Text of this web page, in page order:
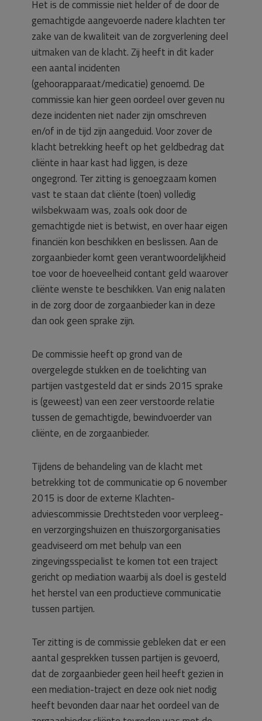
Het is de commissie niet helder of de door de
gemachtigde aangevoerde nadere klachten ter
zake van de kwaliteit van de zorgverlening deel
uitmaken van de klacht. Zij heeft in dit kader
een aantal incidenten
(gehoorapparaat/medicatie) genoemd. De
commissie kan hier geen oordeel over geven nu
deze incidenten niet nader zijn omschreven
en/of in de tijd zijn aangeduid. Voor zover de
klacht betrekking heeft op het geldbedrag dat
cliënte in haar kast had liggen, is deze
ongegrond. Ter zitting is genoegzaam komen
vast te staan dat cliënte (toen) volledig
wilsbekwaam was, zoals ook door de
gemachtigde niet is betwist, en over haar eigen
financiën kon beschikken en beslissen. Aan de
zorgaanbieder komt geen verantwoordelijkheid
toe voor de hoeveelheid contant geld waarover
cliënte wenste te beschikken. Van enig nalaten
in de zorg door de zorgaanbieder kan in deze
dan ook geen sprake zijn.
De commissie heeft op grond van de
overgelegde stukken en de toelichting van
partijen vastgesteld dat er sinds 2015 sprake
is (geweest) van een zeer verstoorde relatie
tussen de gemachtigde, bewindvoerder van
cliënte, en de zorgaanbieder.
Tijdens de behandeling van de klacht met
betrekking tot de communicatie op 6 november
2015 is door de externe Klachten-
adviescommissie Drechtsteden voor verpleeg-
en verzorgingshuizen en thuiszorgorganisaties
geadviseerd om met behulp van een
zingevingsspecialist te komen tot een traject
gericht op mediation waarbij als doel is gesteld
het herstel van een productieve communicatie
tussen partijen.
Ter zitting is de commissie gebleken dat er een
aantal gesprekken tussen partijen is gevoerd,
dat de zorgaanbieder geen heil heeft gezien in
een mediation-traject en deze ook niet nodig
heeft bevonden daar naar het oordeel van de